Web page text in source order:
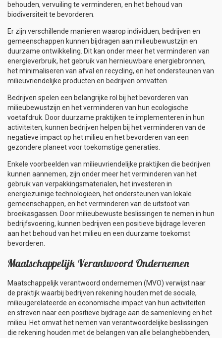
behouden, vervuiling te verminderen, en het behoud van
biodiversiteit te bevorderen.
Er zijn verschillende manieren waarop individuen, bedrijven en
gemeenschappen kunnen bijdragen aan milieubewustzijn en
duurzame ontwikkeling. Dit kan onder meer het verminderen van
energieverbruik, het gebruik van hernieuwbare energiebronnen,
het minimaliseren van afval en recycling, en het ondersteunen van
milieuvriendelijke producten en bedrijven omvatten.
Bedrijven spelen een belangrijke rol bij het bevorderen van
milieubewustzijn en het verminderen van hun ecologische
voetafdruk. Door duurzame praktijken te implementeren in hun
activiteiten, kunnen bedrijven helpen bij het verminderen van de
negatieve impact op het milieu en het bevorderen van een
gezondere planeet voor toekomstige generaties.
Enkele voorbeelden van milieuvriendelijke praktijken die bedrijven
kunnen aannemen, zijn onder meer het verminderen van het
gebruik van verpakkingsmaterialen, het investeren in
energiezuinige technologieën, het ondersteunen van lokale
gemeenschappen, en het verminderen van de uitstoot van
broeikasgassen. Door milieubewuste beslissingen te nemen in hun
bedrijfsvoering, kunnen bedrijven een positieve bijdrage leveren
aan het behoud van het milieu en een duurzame toekomst
bevorderen.
Maatschappelijk Verantwoord Ondernemen
Maatschappelijk verantwoord ondernemen (MVO) verwijst naar
de praktijk waarbij bedrijven rekening houden met de sociale,
milieugerelateerde en economische impact van hun activiteiten
en streven naar een positieve bijdrage aan de samenleving en het
milieu. Het omvat het nemen van verantwoordelijke beslissingen
die rekening houden met de belangen van alle belanghebbenden,